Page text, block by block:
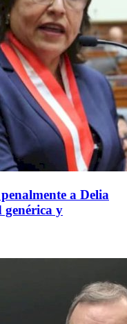
a Delia
genérica y